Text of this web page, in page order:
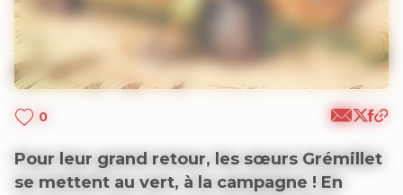
0
Pour leur grand retour, les sœurs Grémillet
se mettent au vert, à la campagne ! En